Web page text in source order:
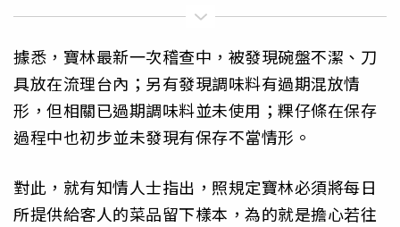
據悉，寶林最新一次稽查中，被發現碗盤不潔、刀
具放在流理台內；另有發現調味料有過期混放情
形，但相關已過期調味料並未使用；粿仔條在保存
過程中也初步並未發現有保存不當情形。
對此，就有知情人士指出，照規定寶林必須將每日
所提供給客人的菜品留下樣本，為的就是擔心若往